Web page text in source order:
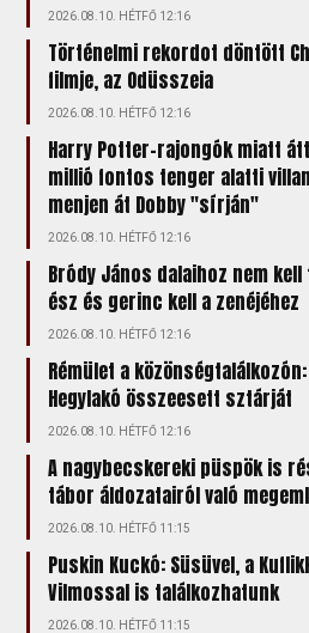
2026.08.10. HÉTFŐ 12:16
Történelmi rekordot döntött
filmje, az Odüsszeia
2026.08.10. HÉTFŐ 12:16
Harry Potter-rajongók miatt
millió fontos tenger alatti
menjen át Dobby "sírján"
2026.08.10. HÉTFŐ 12:16
Bródy János dalaihoz nem
ész és gerinc kell a zenéjéhez
2026.08.10. HÉTFŐ 12:16
Rémület a
Hegylakó összeesett sztárját
2026.08.10. HÉTFŐ 12:16
A nagybecskereki püspök is
tábor áldozatairól való
2026.08.10. HÉTFŐ 11:15
Puskin Kuckó: Süsüvel, a
Vilmossal is találkozhatunk
2026.08.10. HÉTFŐ 11:15